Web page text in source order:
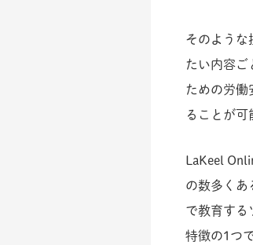
そのような
たい内容ご
ための労働
ることが可
LaKeel
の数多くあ
で教育する
特徴の1つ